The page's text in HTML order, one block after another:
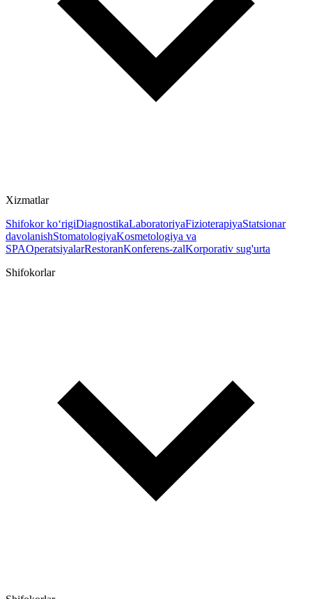
Xizmatlar
Shifokor ko‘rigiDiagnostikaLaboratoriyaFizioterapiyaStatsionar
davolanishStomatologiyaKosmetologiya va
SPAOperatsiyalarRestoranKonferens-zalKorporativ sug'urta
Shifokorlar